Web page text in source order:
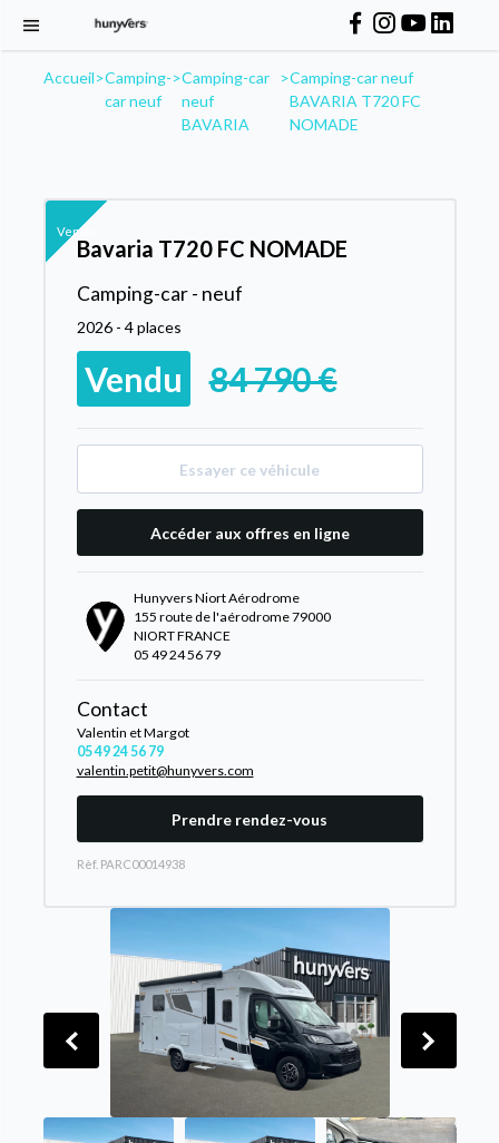
Accueil>Camping-
car neuf
>Camping-car
neuf
BAVARIA
>Camping-car neuf
BAVARIA T720 FC
NOMADE
Vendu
Bavaria T720 FC NOMADE
Camping-car - neuf
2026 - 4 places
Vendu 84 790 €
Essayer ce véhicule
Accéder aux offres en ligne
Hunyvers Niort Aérodrome
155 route de l'aérodrome 79000
NIORT FRANCE
05 49 24 56 79
Contact
Valentin et Margot
05 49 24 56 79
valentin.petit@hunyvers.com
Prendre rendez-vous
Rèf. PARC00014938